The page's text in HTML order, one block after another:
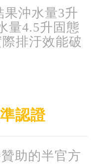
沖水量3升
量4.5升固態
排汙效能破
認證
助的半官方